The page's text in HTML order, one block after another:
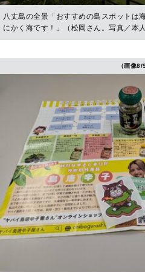
八丈島の全景「おすすめの島スポット
にかく海です！」（松岡さん。写真／本人
（画像8/